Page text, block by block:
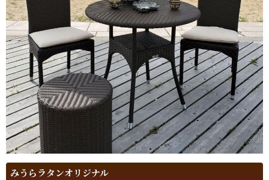
みうらラタンオリジナル